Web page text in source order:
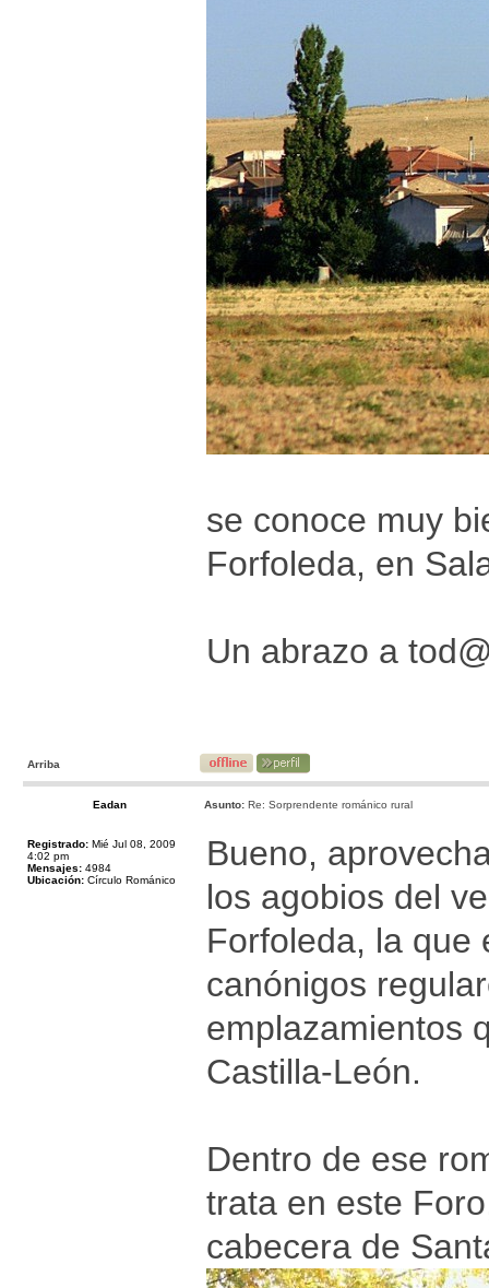
se conoce muy
Forfoleda, en
Un abrazo a
Arriba
Eadan Asunto: Re: Sorprendente románico rural
Registrado: Mié Jul 08, 2009
4:02 pm
Mensajes: 4984
Ubicación: Círculo Románico
Bueno,
los agobios del
Forfoleda, la que
canónigos
emplazamientos
Castilla-León.
Dentro de ese
trata en este
cabecera de